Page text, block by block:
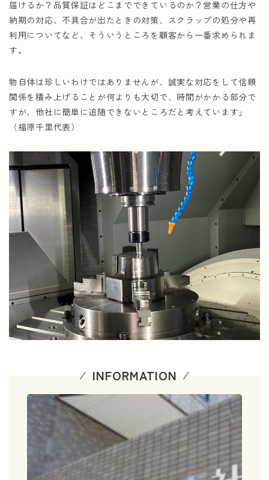
届けるか？品質保証はどこまでできているのか？営業の仕方や
納期の対応、不具合が出たときの対策、スクラップの処分や再
利用についてなど、そういうところを顧客から一番求められま
す。
物自体は珍しいわけではありませんが、誠実な対応をして信頼
関係を積み上げることが何よりも大切で、時間がかかる部分で
すが、他社に簡単に追随できないところだと考えています」
（福原千里代表）
INFORMATION